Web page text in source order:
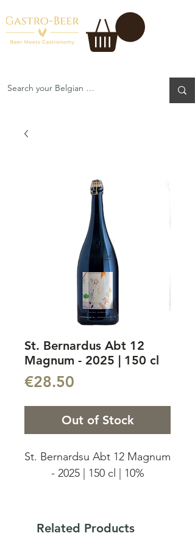
St. Bernardus Abt 12
Magnum - 2025 | 150 cl
€28.50
Out of Stock
St. Bernardsu Abt 12 Magnum
- 2025 | 150 cl | 10%
Related Products